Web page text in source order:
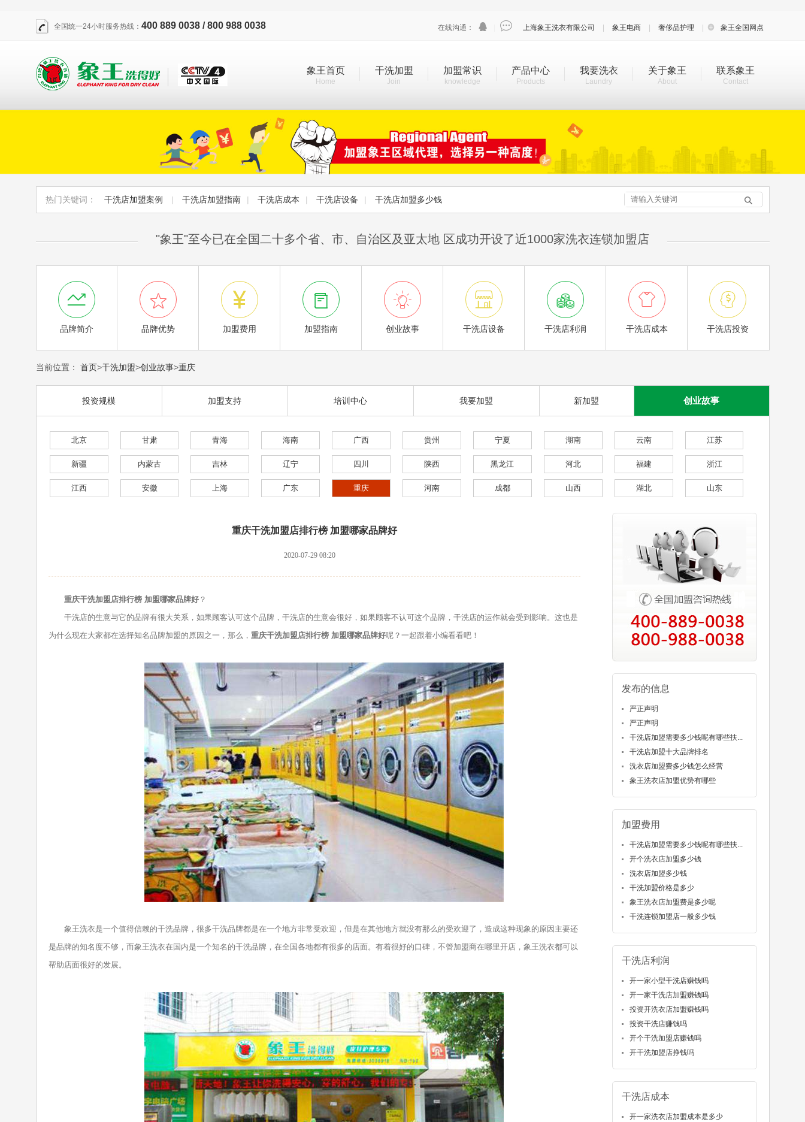
全国统一24小时服务热线： 400 889 0038 / 800 988 0038 在线沟通：   上海象王洗衣有限公司 象王电商 奢侈品护理  象王全国网点
象王首页
Home
干洗加盟
Join
加盟常识
knowledge
产品中心
Products
我要洗衣
Laundry
关于象王
About
联系象王
Contact
热门关键词： 干洗店加盟案例 | 干洗店加盟指南 | 干洗店成本 | 干洗店设备 | 干洗店加盟多少钱 
"象王"至今已在全国二十多个省、市、自治区及亚太地 区成功开设了近1000家洗衣连锁加盟店

品牌简介

品牌优势

加盟费用

加盟指南

创业故事

干洗店设备

干洗店利润

干洗店成本

干洗店投资
当前位置： 首页>干洗加盟>创业故事>重庆
投资规模 加盟支持 培训中心 我要加盟 新加盟 创业故事
北京 甘肃 青海 海南 广西 贵州 宁夏 湖南 云南 江苏
新疆 内蒙古 吉林 辽宁 四川 陕西 黑龙江 河北 福建 浙江
江西 安徽 上海 广东 重庆 河南 成都 山西 湖北 山东
重庆干洗加盟店排行榜 加盟哪家品牌好
2020-07-29 08:20
重庆干洗加盟店排行榜 加盟哪家品牌好？
干洗店的生意与它的品牌有很大关系，如果顾客认可这个品牌，干洗店的生意会很好，如果顾客不认可这个品牌，干洗店的运作就会受到影响。这也是
为什么现在大家都在选择知名品牌加盟的原因之一，那么， 重庆干洗加盟店排行榜 加盟哪家品牌好呢？一起跟着小编看看吧！
象王洗衣是一个值得信赖的干洗品牌，很多干洗品牌都是在一个地方非常受欢迎，但是在其他地方就没有那么的受欢迎了，造成这种现象的原因主要还
是品牌的知名度不够，而象王洗衣在国内是一个知名的干洗品牌，在全国各地都有很多的店面。有着很好的口碑，不管加盟商在哪里开店，象王洗衣都可以
帮助店面很好的发展。
发布的信息
严正声明
严正声明
干洗店加盟需要多少钱呢有哪些扶...
干洗店加盟十大品牌排名
洗衣店加盟费多少钱怎么经营
象王洗衣店加盟优势有哪些
加盟费用
干洗店加盟需要多少钱呢有哪些扶...
开个洗衣店加盟多少钱
洗衣店加盟多少钱
干洗加盟价格是多少
象王洗衣店加盟费是多少呢
干洗连锁加盟店一般多少钱
干洗店利润
开一家小型干洗店赚钱吗
开一家干洗店加盟赚钱吗
投资开洗衣店加盟赚钱吗
投资干洗店赚钱吗
开个干洗加盟店赚钱吗
开干洗加盟店挣钱吗
干洗店成本
开一家洗衣店加盟成本是多少